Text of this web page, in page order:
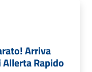
Arriva
Rapido